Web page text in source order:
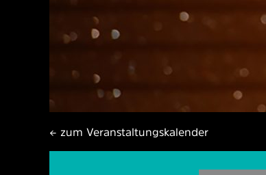
← zum Veranstaltungskalender